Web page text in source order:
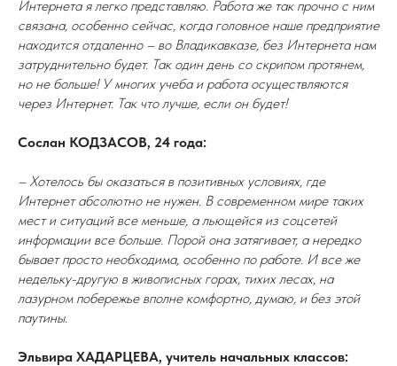
Интернета я легко представляю. Работа же так прочно с ним
связана, особенно сейчас, когда головное наше предприятие
находится отдаленно – во Владикавказе, без Интернета нам
затруднительно будет. Так один день со скрипом протянем,
но не больше! У многих учеба и работа осуществляются
через Интернет. Так что лучше, если он будет!
Сослан КОДЗАСОВ, 24 года:
– Хотелось бы оказаться в позитивных условиях, где
Интернет абсолютно не нужен. В современном мире таких
мест и ситуаций все меньше, а льющейся из соцсетей
информации все больше. Порой она затягивает, а нередко
бывает просто необходима, особенно по работе. И все же
недельку-другую в живописных горах, тихих лесах, на
лазурном побережье вполне комфортно, думаю, и без этой
паутины.
Эльвира ХАДАРЦЕВА, учитель начальных классов: